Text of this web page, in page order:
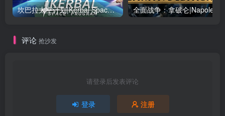
坎巴拉太空计划|Kerbal Space Program|1.12.5.3190|整合全DLC
评论 抢沙发
请登录后发表评论
登录 注册